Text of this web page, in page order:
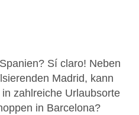
Sí claro! Neben
Madrid, kann
zahlreiche Urlaubsorte
in Barcelona?